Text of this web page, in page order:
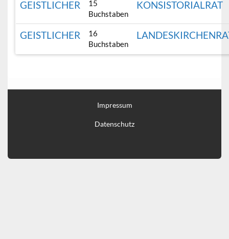
GEISTLICHER
15
Buchstaben
KONSISTORIALRAT
GEISTLICHER
16
Buchstaben
Impressum
Datenschutz